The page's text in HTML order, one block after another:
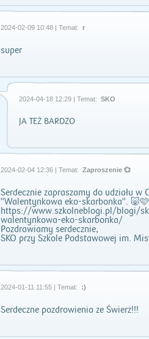
2024-02-09 10:48 | Temat: r
super
2024-04-18 12:29 | Temat: SKO
JA TEŻ BARDZO
2024-02-04 12:36 | Temat: Zaproszenie 💞
Serdecznie zapraszamy do udziału
"Walentynkowa eko-skarbonka".
https://www.szkolneblogi.pl/blogi/
walentynkowa-eko-skarbonka/
Pozdrawiamy serdecznie,
SKO przy Szkole Podstawowej im.
2024-01-11 11:55 | Temat: :)
Serdeczne pozdrowienia ze Świerż!!!